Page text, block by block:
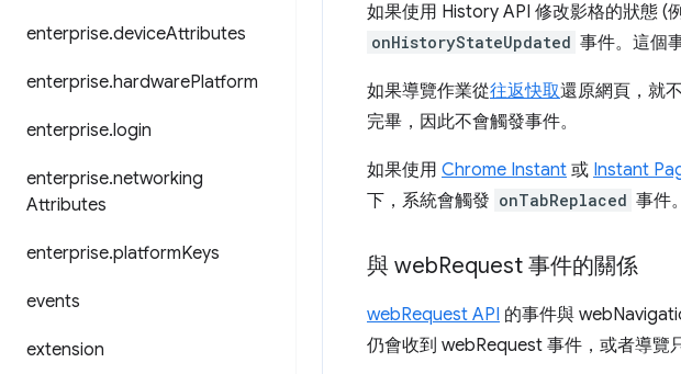
enterprise.deviceAttributes
enterprise.hardwarePlatform
enterprise.login
enterprise.networking
Attributes
enterprise.platformKeys
events
extension
如果使用 History API 修改影格的狀態 (
onHistoryStateUpdated 事件。這個
如果導覽作業從往返快取還原網頁，就
完畢，因此不會觸發事件。
如果使用 Chrome Instant 或 Instant
下，系統會觸發 onTabReplaced 事件。
與 webRequest 事件的關係
webRequest API 的事件與
仍會收到 webRequest 事件，或者導覽